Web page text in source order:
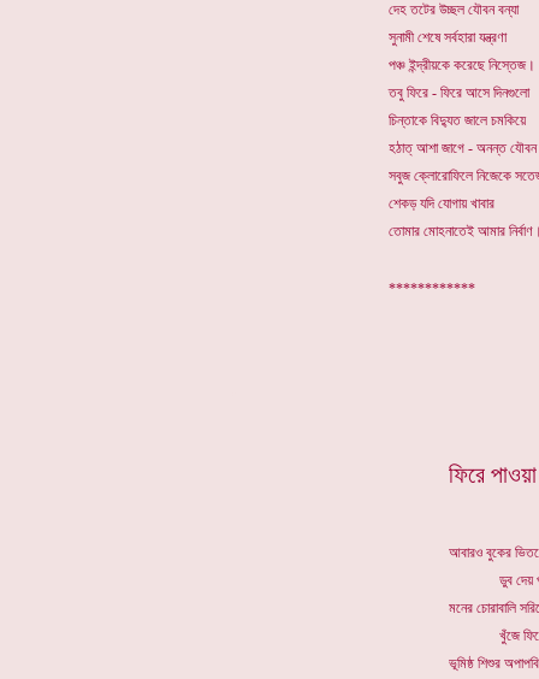
দেহ তটের উচ্ছল যৌবন বন্যা
সুনামী শেষে সর্বহারা যন্ত্রণা
পঞ্চ ইন্দ্রীয়কে করেছে নিস্তেজ।
তবু ফিরে - ফিরে আসে দিনগুলো
চিন্তাকে বিদ্যুত জালে চমকিয়ে
হঠাত্ আশা জাগে - অনন্ত
সবুজ ক্লোরোফিলে নিজেকে
শেকড় যদি যোগায় খাবার
তোমার মোহনাতেই আমার
ফিরে পাওয়া
আবারও বুকের
ডুব দেয়
মনের চোরাবালি
খুঁজে ফিরে
ভূমিষ্ঠ শিশুর